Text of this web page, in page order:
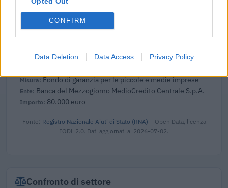
CONFIRM
Data Deletion Data Access Privacy Policy
Contributo a fondo perduto "perequativo"
[decisione su SA.100155 e modifiche (estensione
temporale al 30.6.22) ai sensi
agenzia delle entrate
Fondo di garanzia per le piccole e medie imprese
Banca del Mezzogiorno MedioCredito Centrale S.p.A.
80.000 euro
Fonte: Registro Nazionale Aiuti di Stato (RNA) – Open Data, licenza
IODL 2.0. Dati aggiornati al 2026-07-02.
Confronto di settore